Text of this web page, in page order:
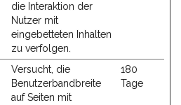
die Interaktion der
Nutzer mit
eingebetteten Inhalten
zu verfolgen.
Versucht, die
Benutzerbandbreite
auf Seiten mit
180
Tage